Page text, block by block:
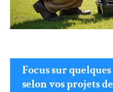
Focus sur
selon vos projets